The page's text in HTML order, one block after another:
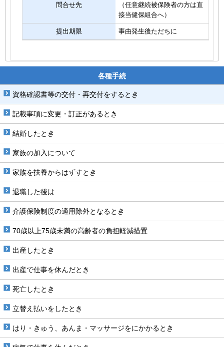
問合せ先
（任意継続被保険者の方は直
接当健保組合へ）
提出期限 事由発生後ただちに
各種手続
資格確認書等の交付・再交付をするとき
記載事項に変更・訂正があるとき
結婚したとき
家族の加入について
家族を扶養からはずすとき
退職した後は
介護保険制度の適用除外となるとき
70歳以上75歳未満の高齢者の負担軽減措置
出産したとき
出産で仕事を休んだとき
死亡したとき
立替え払いをしたとき
はり・きゅう、あんま・マッサージをにかかるとき